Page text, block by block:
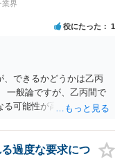
業界
役にたった 1
、できるかどうかは乙丙
一般論ですが、乙丙間で
る可能性が高いです。
過度な要求につ